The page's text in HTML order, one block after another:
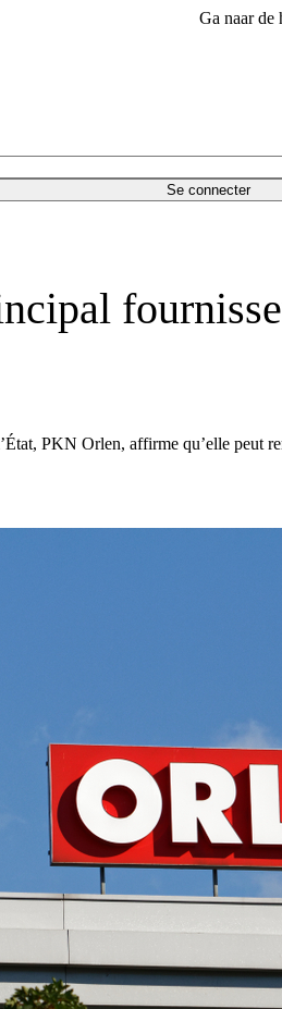
Ga naar de
Se connecter
PKN Orlen, affirme qu’elle peut